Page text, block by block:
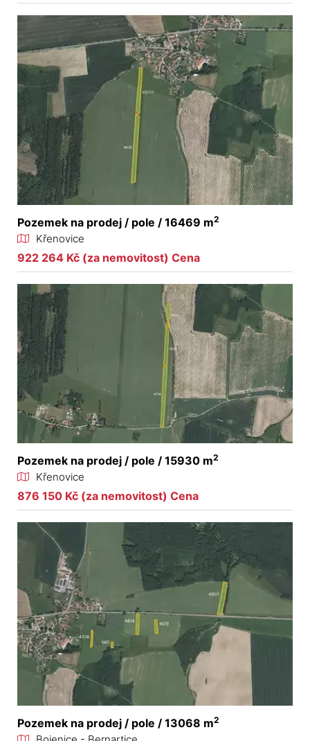
Pozemek na prodej / pole / 16469 m2
Křenovice
922 264 Kč (za nemovitost) Cena
Pozemek na prodej / pole / 15930 m2
Křenovice
876 150 Kč (za nemovitost) Cena
Pozemek na prodej / pole / 13068 m2